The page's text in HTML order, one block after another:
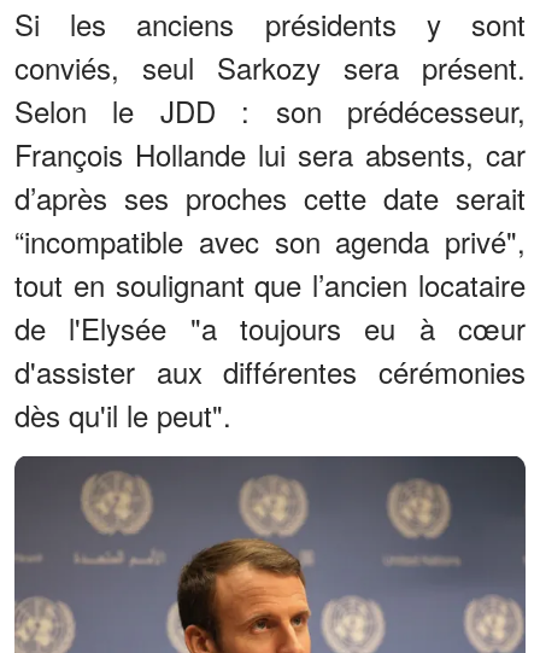
Si les anciens présidents y sont
conviés, seul Sarkozy sera présent.
Selon le JDD : son prédécesseur,
François Hollande lui sera absents, car
d’après ses proches cette date serait
“incompatible avec son agenda privé",
tout en soulignant que l’ancien locataire
de l'Elysée "a toujours eu à cœur
d'assister aux différentes cérémonies
dès qu'il le peut".